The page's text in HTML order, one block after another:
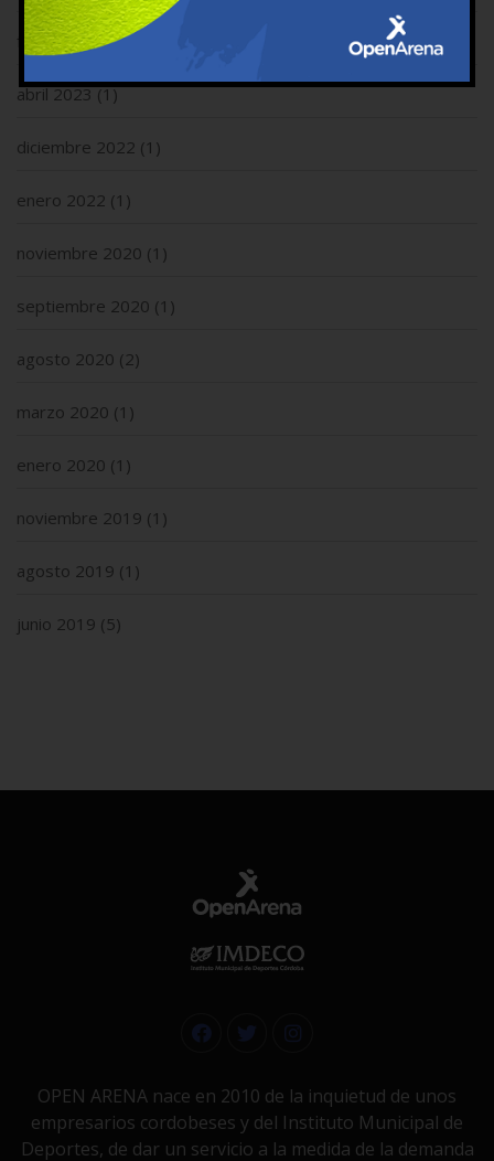
febrero 2024(1)
abril 2023(1)
diciembre 2022 (1)
enero 2022 (1)
noviembre 2020 (1)
septiembre 2020 (1)
agosto 2020 (2)
marzo 2020 (1)
enero 2020 (1)
noviembre 2019 (1)
agosto 2019 (1)
junio 2019 (5)
OPEN ARENA nace en 2010 de la inquietud de unos
empresarios cordobeses y del Instituto Municipal de
Deportes, de dar un servicio a la medida de la demanda